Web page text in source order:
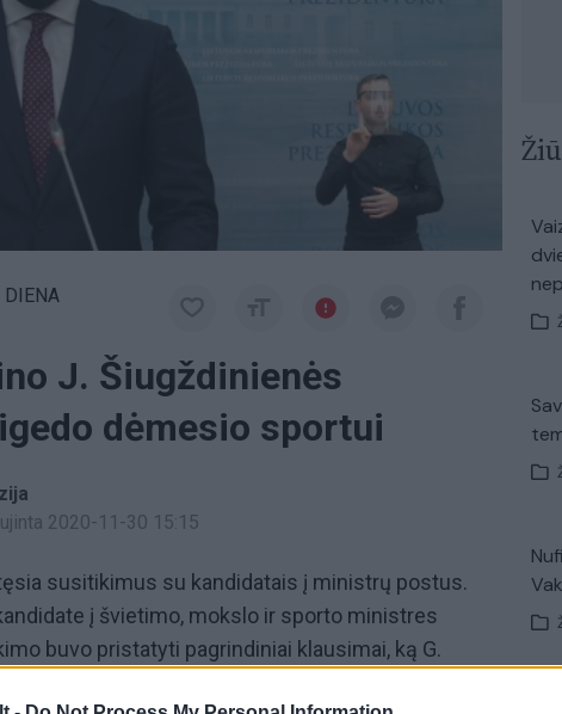
DIENA
J. Šiugždinienės
dėmesio sportui
2020-11-30 15:15
susitikimus su kandidatais į ministrų postus.
į švietimo, mokslo ir sporto ministres
buvo pristatyti pagrindiniai klausimai, ką G.
sutapo bei išsiskyrė jų nuomonės.